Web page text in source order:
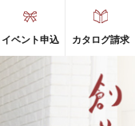
イベント申込 カタログ請求